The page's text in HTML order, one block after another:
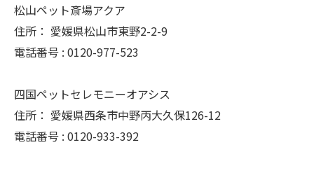
松山ペット斎場アクア
住所： 愛媛県松山市東野2-2-9
電話番号 : 0120-977-523
四国ペットセレモニーオアシス
住所： 愛媛県西条市中野丙大久保126-12
電話番号 : 0120-933-392